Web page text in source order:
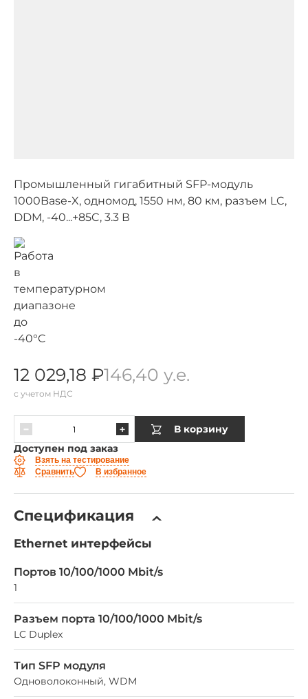
Промышленный гигабитный SFP-модуль
1000Base-X, одномод, 1550 нм, 80 км, разъем LC,
DDM, -40...+85C, 3.3 В
12 029,18 ₽146,40 у.е.
с учетом НДС
В корзину
Доступен под заказ
Взять на тестирование
Сравнить
В избранное
Спецификация
Ethernet интерфейсы
Портов 10/100/1000 Mbit/s
1
Разъем порта 10/100/1000 Mbit/s
LC Duplex
Тип SFP модуля
Одноволоконный, WDM